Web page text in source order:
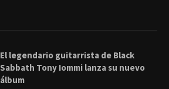
El legendario guitarrista de Black
Sabbath Tony Iommi lanza su nuevo
álbum